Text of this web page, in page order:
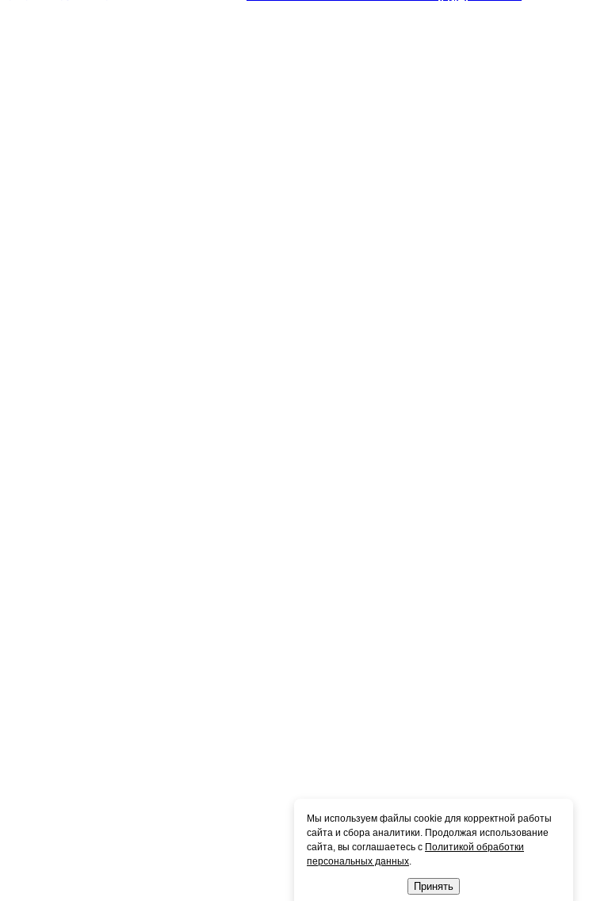
Мы используем файлы cookie для корректной работы
сайта и сбора аналитики. Продолжая использование
сайта, вы соглашаетесь с Политикой обработки
персональных данных.
Принять